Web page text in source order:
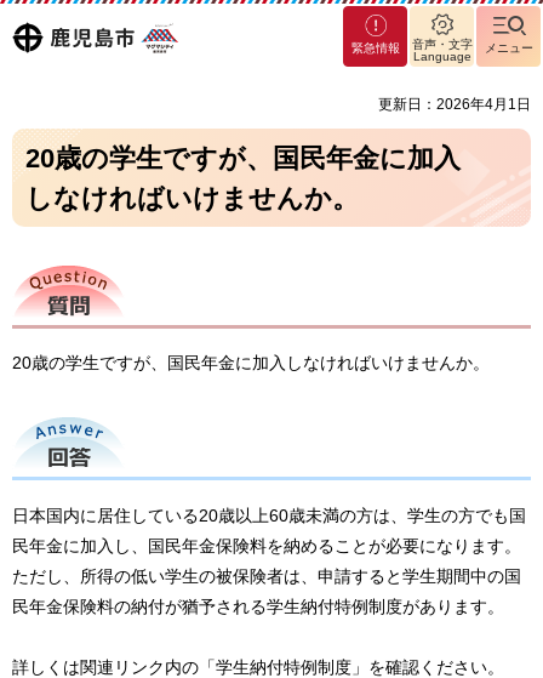
鹿児島
マグ
マシ
緊急情報
音声・文字
Language
メニュー
更新日：2026年4月1日
20歳の学生ですが、国民年金に加入
しなければいけませんか。
質問
20歳の学生ですが、国民年金に加入しなければいけませんか。
回答
日本国内に居住している20歳以上60歳未満の方は、学生の方でも国
民年金に加入し、国民年金保険料を納めることが必要になります。
ただし、所得の低い学生の被保険者は、申請すると学生期間中の国
民年金保険料の納付が猶予される学生納付特例制度があります。
詳しくは関連リンク内の「学生納付特例制度」を確認ください。